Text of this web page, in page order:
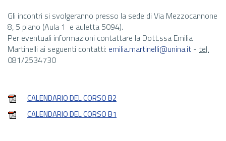
Gli incontri si svolgeranno presso la sede di Via Mezzocannone
8, 5 piano (Aula 1 e auletta 5094).
Per eventuali informazioni contattare la Dott.ssa Emilia
Martinelli ai seguenti contatti: emilia.martinelli@unina.it - tel.
081/2534730
CALENDARIO DEL CORSO B2
CALENDARIO DEL CORSO B1